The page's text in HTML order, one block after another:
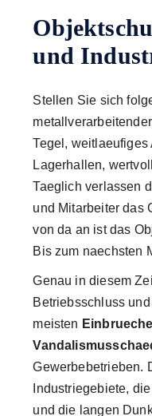
und
Stellen Sie sich
Tegel,
Lagerhallen,
Taeglich verlassen
und Mitarbeiter das
von da an ist das
Bis zum naechsten
Genau in diesem
Betriebsschluss
meisten
Gewerbebetrieben.
Industriegebiete,
und die langen